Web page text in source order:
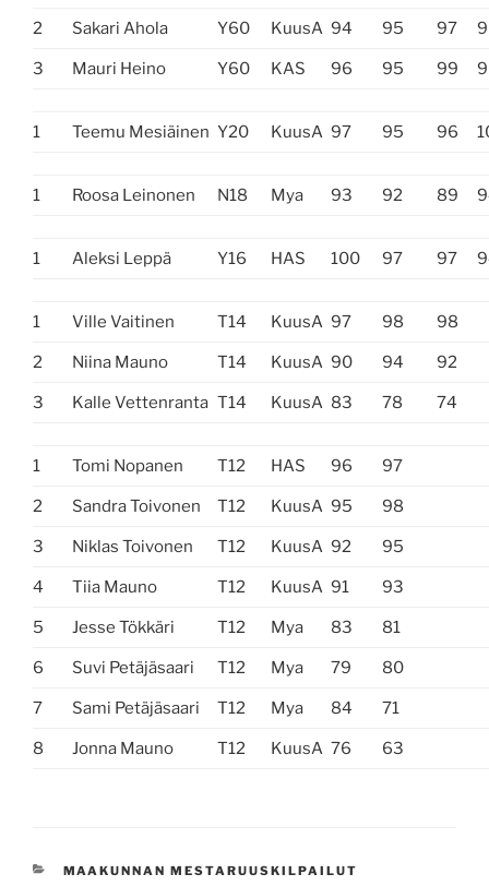
2 Sakari Ahola Y60 KuusA 94 95 97
3 Mauri Heino Y60 KAS 96 95 99
1 Teemu Mesiäinen Y20 KuusA 97 95 96
1 Roosa Leinonen N18 Mya 93 92 89
1 Aleksi Leppä Y16 HAS 100 97 97
1 Ville Vaitinen T14 KuusA 97 98 98
2 Niina Mauno T14 KuusA 90 94 92
3 Kalle Vettenranta T14 KuusA 83 78 74
1 Tomi Nopanen T12 HAS 96 97
2 Sandra Toivonen T12 KuusA 95 98
3 Niklas Toivonen T12 KuusA 92 95
4 Tiia Mauno T12 KuusA 91 93
5 Jesse Tökkäri T12 Mya 83 81
6 Suvi Petäjäsaari T12 Mya 79 80
7 Sami Petäjäsaari T12 Mya 84 71
8 Jonna Mauno T12 KuusA 76 63
KATEGORIAT
MAAKUNNAN MESTARUUSKILPAILUT